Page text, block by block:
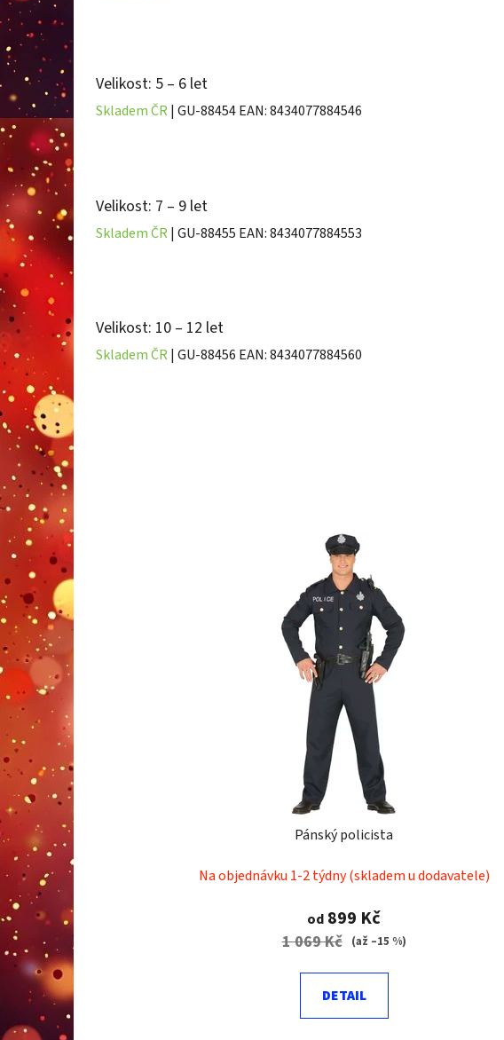
Velikost: 5 – 6 let
Skladem ČR| GU-88454EAN:8434077884546
Velikost: 7 – 9 let
Skladem ČR| GU-88455 EAN:8434077884553
Velikost: 10 – 12 let
Skladem ČR| GU-88456 EAN:8434077884560
Pánský policista
Na objednávku 1-2 týdny (skladem u dodavatele)
od 899 Kč
1 069 Kč (až –15 %)
DETAIL